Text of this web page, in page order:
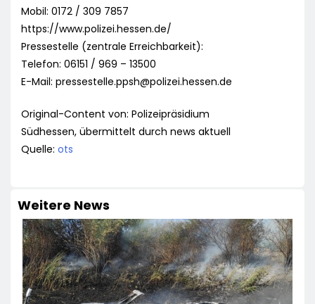
Mobil: 0172 / 309 7857
https://www.polizei.hessen.de/
Pressestelle (zentrale Erreichbarkeit):
Telefon: 06151 / 969 – 13500
E-Mail: pressestelle.ppsh@polizei.hessen.de
Original-Content von: Polizeipräsidium
Südhessen, übermittelt durch news aktuell
Quelle: ots
Weitere News